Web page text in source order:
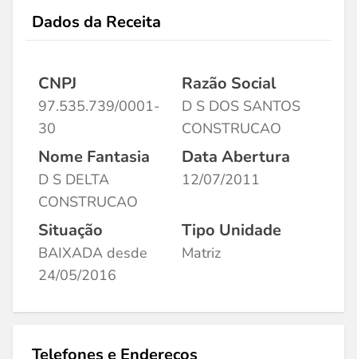
Dados da Receita
CNPJ
97.535.739/0001-
30
Razão Social
D S DOS SANTOS
CONSTRUCAO
Nome Fantasia
D S DELTA
CONSTRUCAO
Data Abertura
12/07/2011
Situação
BAIXADA desde
24/05/2016
Tipo Unidade
Matriz
Telefones e Endereços